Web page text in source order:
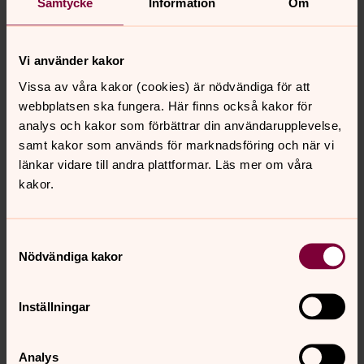
Vi använder kakor
Vissa av våra kakor (cookies) är nödvändiga för att
webbplatsen ska fungera. Här finns också kakor för
analys och kakor som förbättrar din användarupplevelse,
samt kakor som används för marknadsföring och när vi
länkar vidare till andra plattformar. Läs mer om våra
kakor.
Nödvändiga kakor
Inställningar
Analys
I ansökan till huvudmannen kan ett tillägg göras där det
anges att gravstenen ska monteras enligt CGKs regler
Gravstensfirman ansvarar också för att se till att stenen
är säkert monterad.
Vem vänder man sig till om man är missnöjd
med monteringen eller kyrkogårdsförvaltningens
beslut?
med stenfirman och reklamera monteringen. Oftast
felaktigt monterad kan man reklamera även efter att
kyrkogårdsförvaltningens beslut och inte anser att
gravstenen utgör någon fara kan man överklaga beslutet